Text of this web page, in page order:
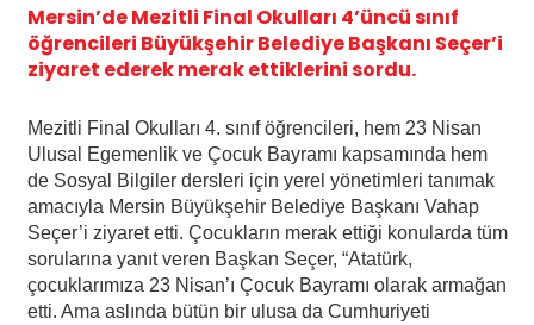
Mersin’de Mezitli Final Okulları 4’üncü sınıf
öğrencileri Büyükşehir Belediye Başkanı Seçer’i
ziyaret ederek merak ettiklerini sordu.
Mezitli Final Okulları 4. sınıf öğrencileri, hem 23 Nisan
Ulusal Egemenlik ve Çocuk Bayramı kapsamında hem
de Sosyal Bilgiler dersleri için yerel yönetimleri tanımak
amacıyla Mersin Büyükşehir Belediye Başkanı Vahap
Seçer’i ziyaret etti. Çocukların merak ettiği konularda tüm
sorularına yanıt veren Başkan Seçer, “Atatürk,
çocuklarımıza 23 Nisan’ı Çocuk Bayramı olarak armağan
etti. Ama aslında bütün bir ulusa da Cumhuriyeti